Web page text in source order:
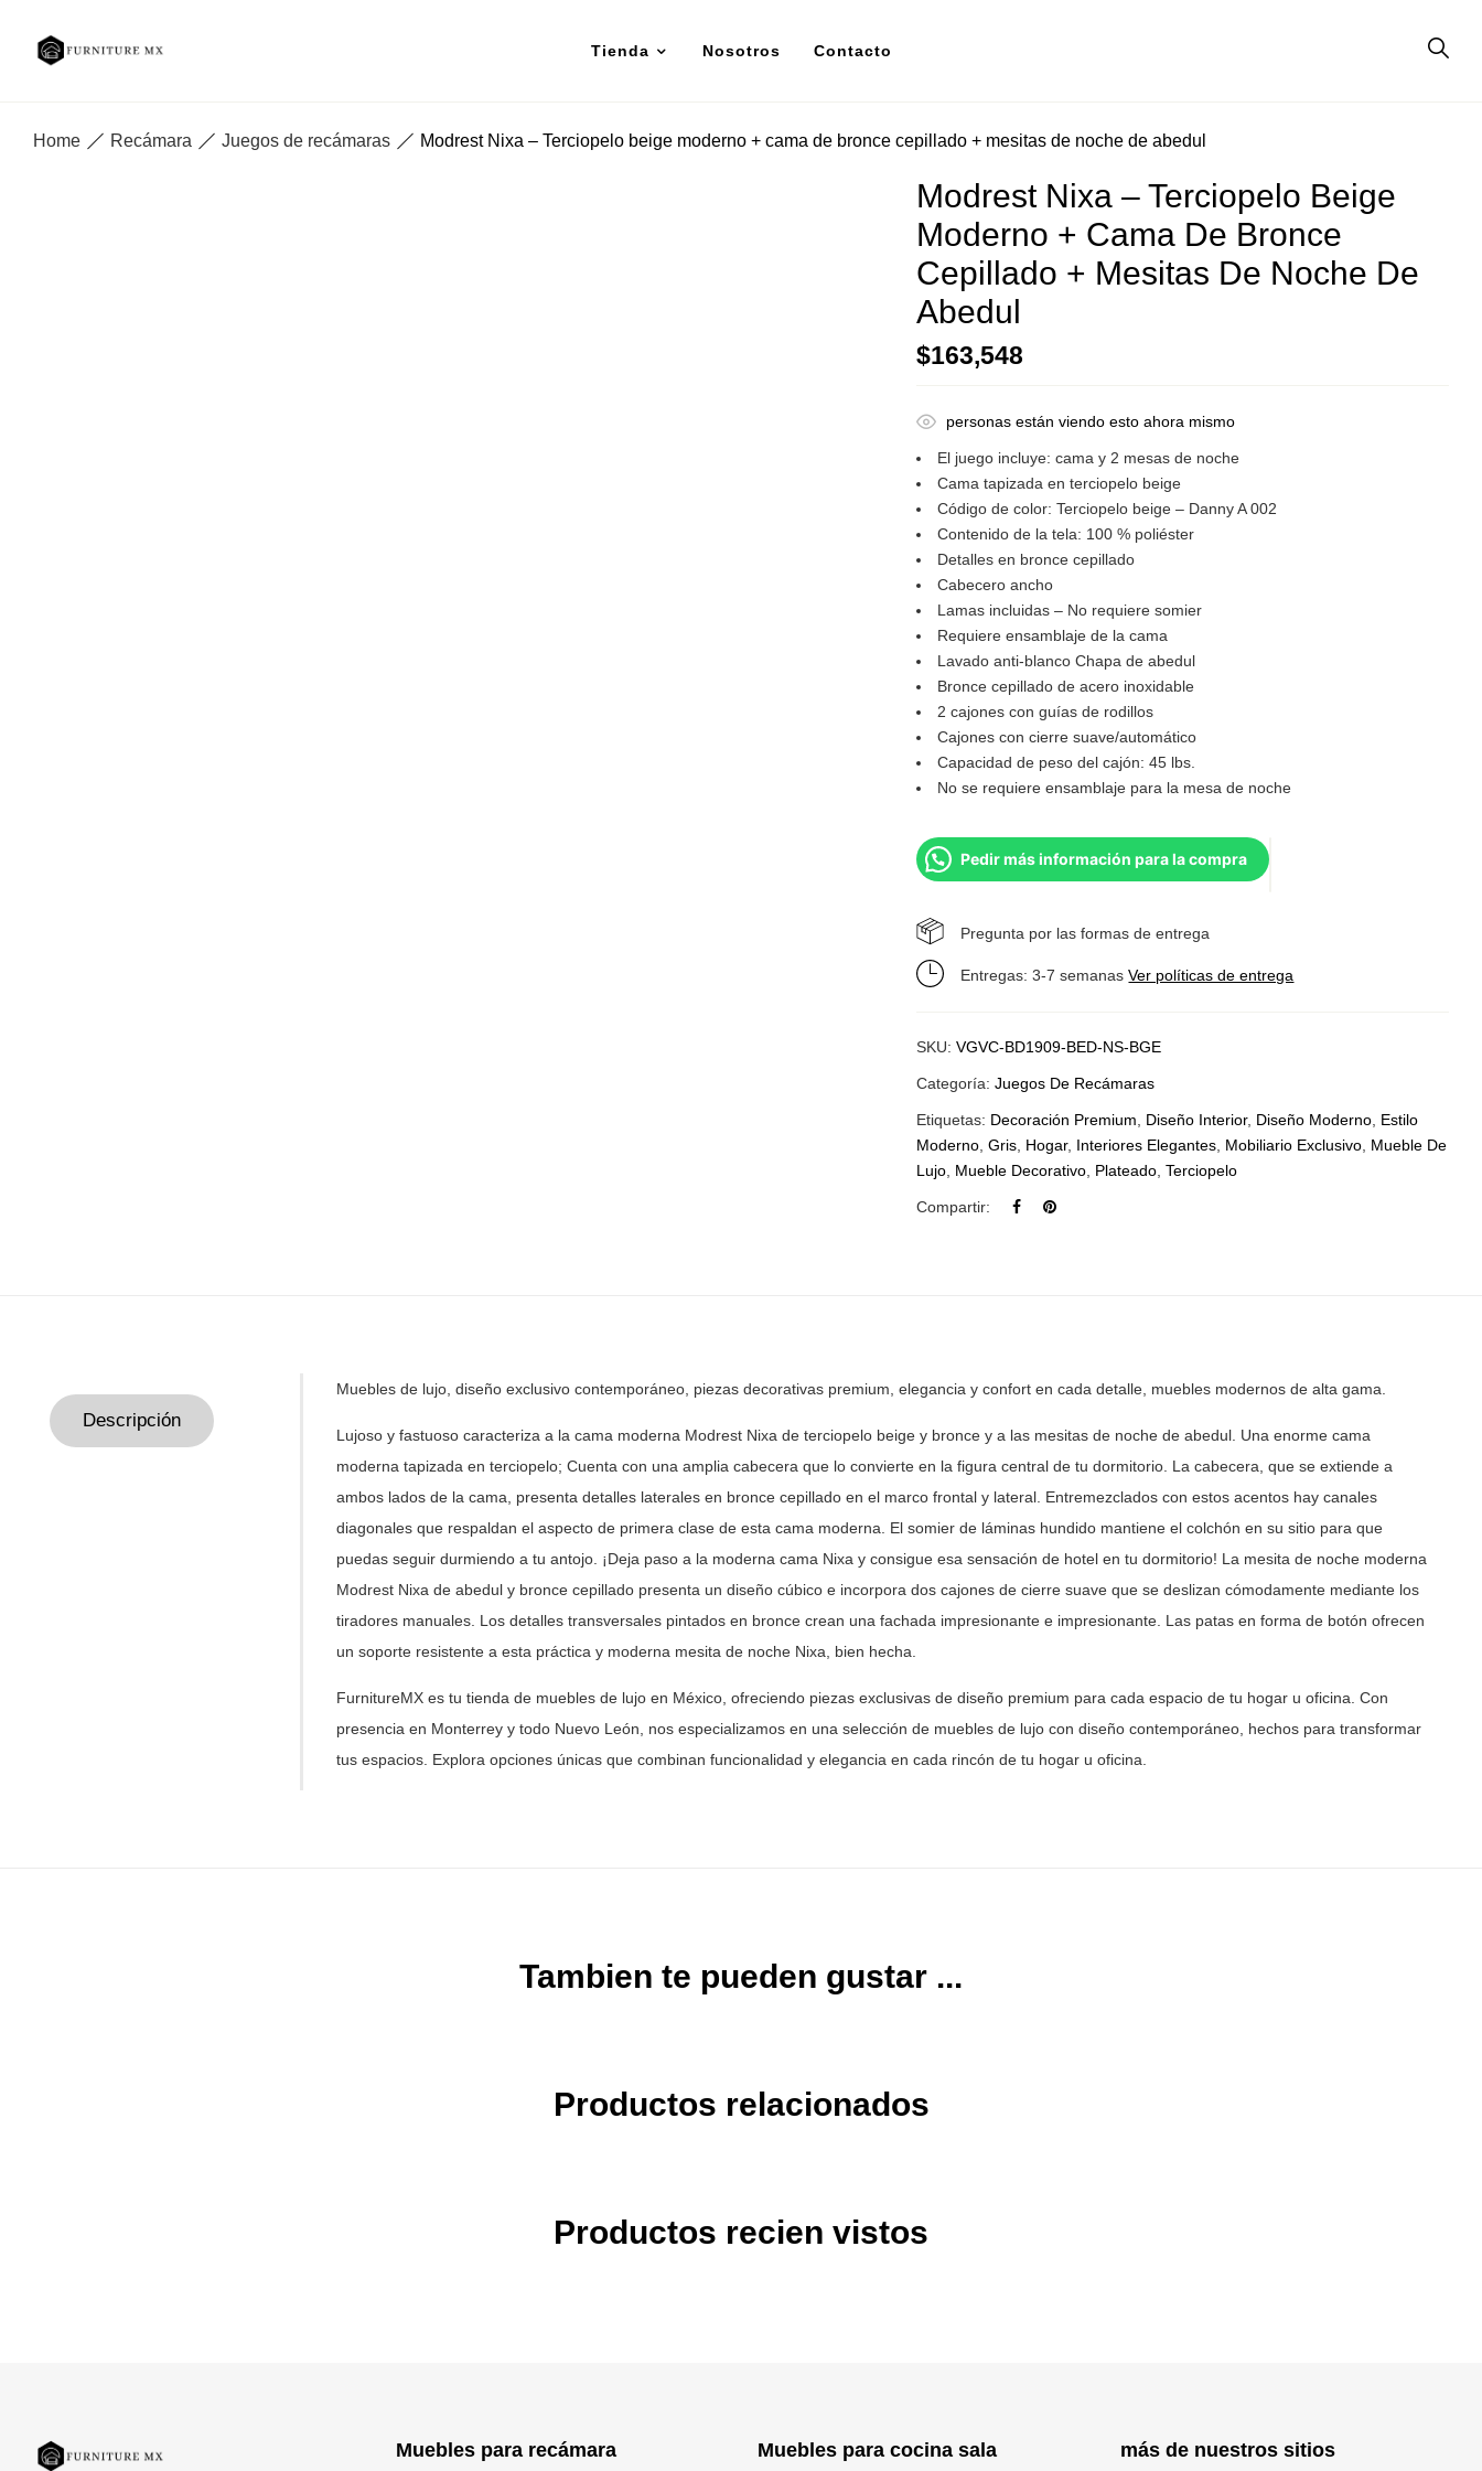
Tienda Nosotros Contacto
Home Recámara Juegos de recámaras Modrest Nixa – Terciopelo beige moderno + cama de bronce cepillado + mesitas de noche de abedul
Modrest Nixa – Terciopelo Beige
Moderno + Cama De Bronce
Cepillado + Mesitas De Noche De
Abedul
$163,548
personas están viendo esto ahora mismo
El juego incluye: cama y 2 mesas de noche
Cama tapizada en terciopelo beige
Código de color: Terciopelo beige – Danny A 002
Contenido de la tela: 100 % poliéster
Detalles en bronce cepillado
Cabecero ancho
Lamas incluidas – No requiere somier
Requiere ensamblaje de la cama
Lavado anti-blanco Chapa de abedul
Bronce cepillado de acero inoxidable
2 cajones con guías de rodillos
Cajones con cierre suave/automático
Capacidad de peso del cajón: 45 lbs.
No se requiere ensamblaje para la mesa de noche
Pedir más información para la compra
Pregunta por las formas de entrega
Entregas: 3-7 semanasVer políticas de entrega
SKU:VGVC-BD1909-BED-NS-BGE
Categoría:Juegos De Recámaras
Etiquetas: Decoración Premium Diseño Interior, Diseño Moderno Estilo
Moderno ,Gris Hogar, Interiores Elegantes Mobiliario Exclusivo Mueble De
Lujo Mueble Decorativo Plateado ,Terciopelo
Compartir:
Descripción
Muebles de lujo, diseño exclusivo contemporáneo, piezas decorativas premium, elegancia y confort en cada detalle, muebles modernos de alta gama.
Lujoso y fastuoso caracteriza a la cama moderna Modrest Nixa de terciopelo beige y bronce y a las mesitas de noche de abedul. Una enorme cama
moderna tapizada en terciopelo; Cuenta con una amplia cabecera que lo convierte en la figura central de tu dormitorio. La cabecera, que se extiende a
ambos lados de la cama, presenta detalles laterales en bronce cepillado en el marco frontal y lateral. Entremezclados con estos acentos hay canales
diagonales que respaldan el aspecto de primera clase de esta cama moderna. El somier de láminas hundido mantiene el colchón en su sitio para que
puedas seguir durmiendo a tu antojo. ¡Deja paso a la moderna cama Nixa y consigue esa sensación de hotel en tu dormitorio! La mesita de noche moderna
Modrest Nixa de abedul y bronce cepillado presenta un diseño cúbico e incorpora dos cajones de cierre suave que se deslizan cómodamente mediante los
tiradores manuales. Los detalles transversales pintados en bronce crean una fachada impresionante e impresionante. Las patas en forma de botón ofrecen
un soporte resistente a esta práctica y moderna mesita de noche Nixa, bien hecha.
FurnitureMX es tu tienda de muebles de lujo en México, ofreciendo piezas exclusivas de diseño premium para cada espacio de tu hogar u oficina. Con
presencia en Monterrey y todo Nuevo León, nos especializamos en una selección de muebles de lujo con diseño contemporáneo, hechos para transformar
tus espacios. Explora opciones únicas que combinan funcionalidad y elegancia en cada rincón de tu hogar u oficina.
Tambien te pueden gustar ...
Productos relacionados
Productos recien vistos
Muebles para recámara Muebles para cocina sala más de nuestros sitios